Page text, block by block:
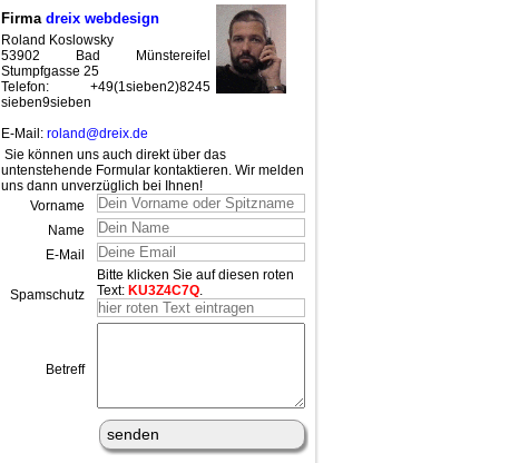
Firma dreix webdesign
Roland Koslowsky
53902 Bad Münstereifel
Stumpfgasse 25
Telefon: +49(1sieben2)8245
sieben9sieben
E-Mail: roland@dreix.de
Sie können uns auch direkt über das
untenstehende Formular kontaktieren. Wir melden
uns dann unverzüglich bei Ihnen!
Vorname
Name
E-Mail
Spamschutz
Bitte klicken Sie auf diesen roten
Text: KU3Z4C7Q.
Betreff